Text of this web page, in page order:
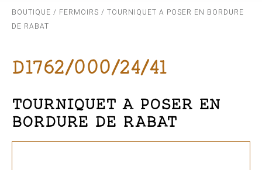
BOUTIQUE / FERMOIRS / TOURNIQUET A POSER EN BORDURE
DE RABAT
D1762/000/24/41
TOURNIQUET A POSER EN
BORDURE DE RABAT